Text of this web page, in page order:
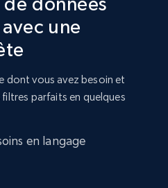
policy, and more.
une
dont vous avez besoin et
filtres parfaits en quelques
en langage